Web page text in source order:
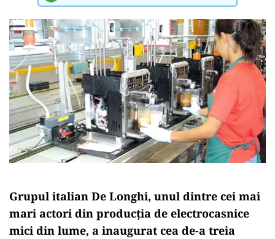
Grupul italian De Longhi, unul dintre cei mai
mari actori din producţia de electrocasnice
mici din lume, a inaugurat cea de-a treia